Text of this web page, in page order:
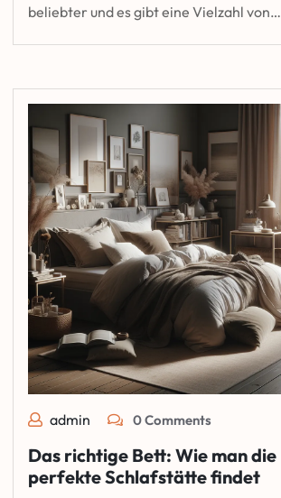
beliebter und es gibt eine Vielzahl von…
admin 0 Comments
Das richtige Bett: Wie man die
perfekte Schlafstätte findet